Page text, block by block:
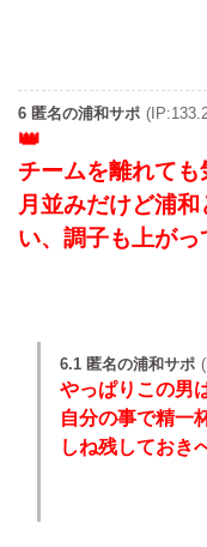
6 匿名の浦和サポ
チームを離れても
月並みだけど浦
い、調子も上がっ
6.1 匿名の浦和サポ
やっぱりこの男
自分の事で精一
しね残しておき